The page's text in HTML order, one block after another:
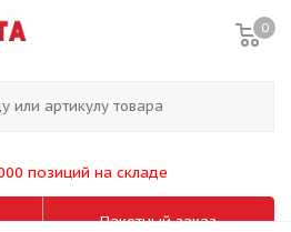
0
позиций на складе
Пакетный заказ